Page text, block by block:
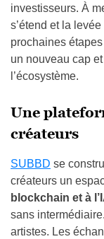
investisseurs. À
s’étend et la
prochaines
un nouveau cap
l’écosystème.
Une
créateurs
SUBBD se
créateurs un
blockchain et à
sans
artistes. Les